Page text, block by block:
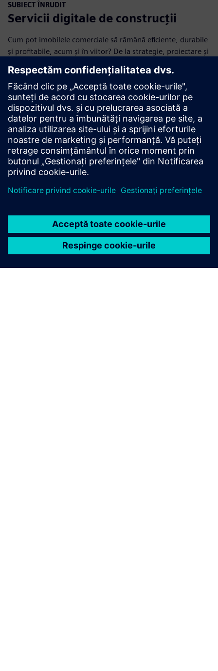
SUBIECT ÎNRUDIT
Servicii digitale de construcții
Cum pot imobilele comerciale să rămână eficiente, durabile
și profitabile, acum și în viitor? De la strategie, proiectare și
oferim crearea de valoare pe termen lung.
Aflați mai multe